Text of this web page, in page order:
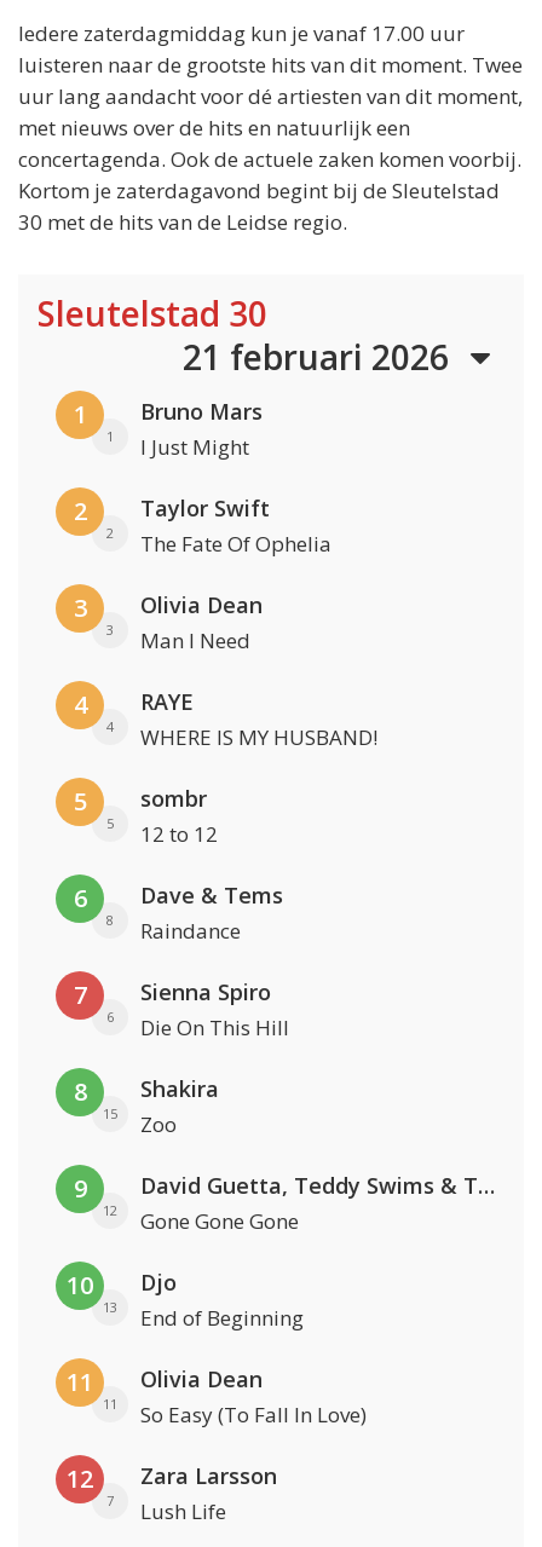
Iedere zaterdagmiddag kun je vanaf 17.00 uur
luisteren naar de grootste hits van dit moment. Twee
uur lang aandacht voor dé artiesten van dit moment,
met nieuws over de hits en natuurlijk een
concertagenda. Ook de actuele zaken komen voorbij.
Kortom je zaterdagavond begint bij de Sleutelstad
30 met de hits van de Leidse regio.
Sleutelstad 30
21 februari 2026
1
1
Bruno Mars
I Just Might
2
2
Taylor Swift
The Fate Of Ophelia
3
3
Olivia Dean
Man I Need
4
4
RAYE
WHERE IS MY HUSBAND!
5
5
sombr
12 to 12
6
8
Dave & Tems
Raindance
7
6
Sienna Spiro
Die On This Hill
8
15
Shakira
Zoo
9
12
David Guetta, Teddy Swims & Tones And I
Gone Gone Gone
10
13
Djo
End of Beginning
11
11
Olivia Dean
So Easy (To Fall In Love)
12
7
Zara Larsson
Lush Life